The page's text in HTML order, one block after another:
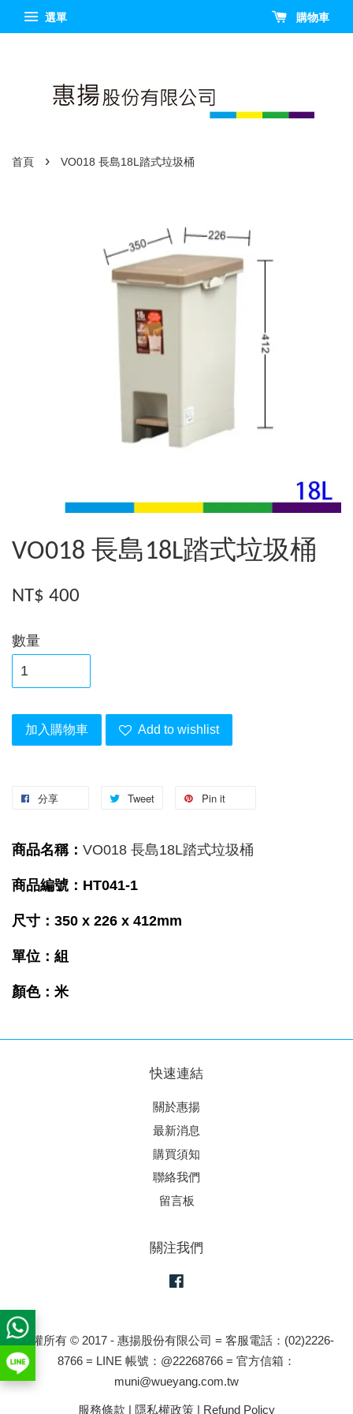
選單 購物車
首頁 › VO018 長島18L踏式垃圾桶
VO018 長島18L踏式垃圾桶
NT$ 400
數量
加入購物車 Add to wishlist
分享 Tweet Pin it
商品名稱： VO018 長島18L踏式垃圾桶
商品編號：HT041-1
尺寸：350 x 226 x 412mm
單位：組
顏色：米
快速連結
關於惠揚
最新消息
購買須知
聯絡我們
留言板
關注我們
版權所有 © 2017 - 惠揚股份有限公司 = 客服電話：(02)2226-
8766 = LINE 帳號：@22268766 = 官方信箱：
muni@wueyang.com.tw
服務條款 | 隱私權政策 | Refund Policy